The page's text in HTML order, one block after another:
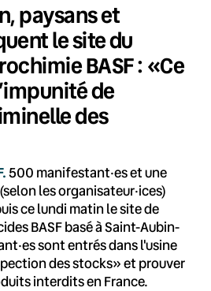
paysans et
le site du
BASF : «Ce
de
des
500 manifestant·es et une
les organisateur·ices)
ce lundi matin le site de
BASF basé à Saint-Aubin-
sont entrés dans l'usine
des stocks» et prouver
interdits en France.